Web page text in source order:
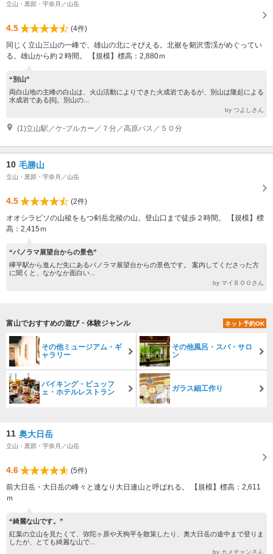
立山・黒部・宇奈月／山岳
4.5
(4件)
同じく立山三山の一峰で、雄山の北にそびえる。北裾を剱沢雪渓がめぐってい
る。雄山から約２時間。 【規模】標高：2,880ｍ
“別山”
両白山地の主峰の白山は、火山活動によりできた火成岩であるが、別山は隆起による
水成岩である[6]。別山の...
by つよしさん
(1)立山駅／ケ-ブルカー／７分／高原バス／５０分
10 毛勝山
立山・黒部・宇奈月／山岳
4.5
(2件)
オオシラビソの山稜をもつ剣岳北稜の山。登山口まで徒歩２時間。 【規模】標
高：2,415ｍ
“パノラマ展望台からの景色”
欅平駅から進んだ先にあるパノラマ展望台からの景色です。 案内してくださった方
に聞くと、なかなか面白い...
by マイＢＯＯさん
富山でおすすめの遊び・体験ジャンル ネット予約OK
その他ミュージアム・ギ
ャラリー
その他風呂・スパ・サロ
ン
バイキング・ビュッフ
ェ・ホテルレストラン
ガラス細工作り
11 奥大日岳
立山・黒部・宇奈月／山岳
4.6
(5件)
前大日岳・大日岳の峰々と連なり大日連山と呼ばれる。 【規模】標高：2,611
ｍ
“綺麗な山です。”
紅葉の立山を見たくて、弥陀ヶ原や天狗平を散策したり、奥大日岳の途中まで登りま
したが、とても綺麗な山で...
by カメチャンさん